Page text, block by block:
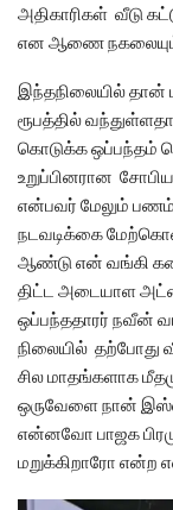
அதிகாரிகள் வீடு
என ஆணை நகலையும்
இந்தநிலையில் தான்
ரூபத்தில்
கொடுக்க ஒப்பந்தம்
உறுப்பினரான
என்பவர் மேலும்
நடவடிக்கை
ஆண்டு என் வங்கி
திட்ட அடையாள
ஒப்பந்ததாரர் நவீன்
நிலையில் தற்போது
சில மாதங்களாக
ஒருவேளை நான்
என்னவோ பாஜக
மறுக்கிறாரோ என்ற